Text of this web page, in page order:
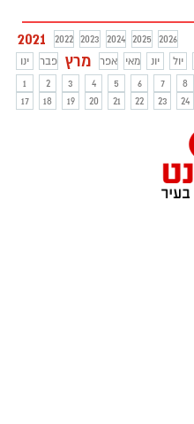
2021 2022 2023 2024 2025
2026
ינו
פבר מרץ אפר מאי יונ יול
1
2 3 4 5 6 7 8
17
18 19 20 21 22 23 24